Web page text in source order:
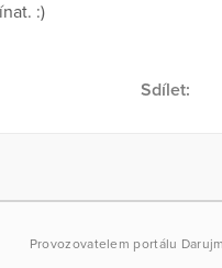
:)
Sdílet:
Provozovatelem portálu